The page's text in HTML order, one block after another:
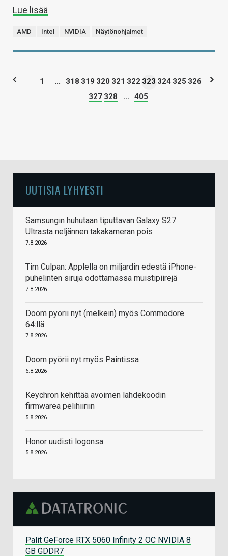
Lue lisää
AMD Intel NVIDIA Näytönohjaimet
1 ... 318 319 320 321 322 323 324 325 326
327 328 ... 405
UUTISIA LYHYESTI
Samsungin huhutaan tiputtavan Galaxy S27
Ultrasta neljännen takakameran pois
7.8.2026
Tim Culpan: Applella on miljardin edestä iPhone-
puhelinten siruja odottamassa muistipiirejä
7.8.2026
Doom pyörii nyt (melkein) myös Commodore
64:llä
7.8.2026
Doom pyörii nyt myös Paintissa
6.8.2026
Keychron kehittää avoimen lähdekoodin
firmwarea pelihiiriin
5.8.2026
Honor uudisti logonsa
5.8.2026
Palit GeForce RTX 5060 Infinity 2 OC NVIDIA 8
GB GDDR7